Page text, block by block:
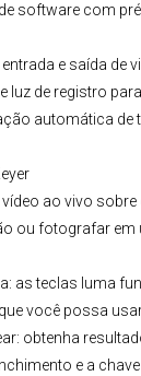
software com
entrada e saída de
luz de registro
automática
vídeo ao vivo
ou fotografar
as teclas luma
você possa
obtenha
e a